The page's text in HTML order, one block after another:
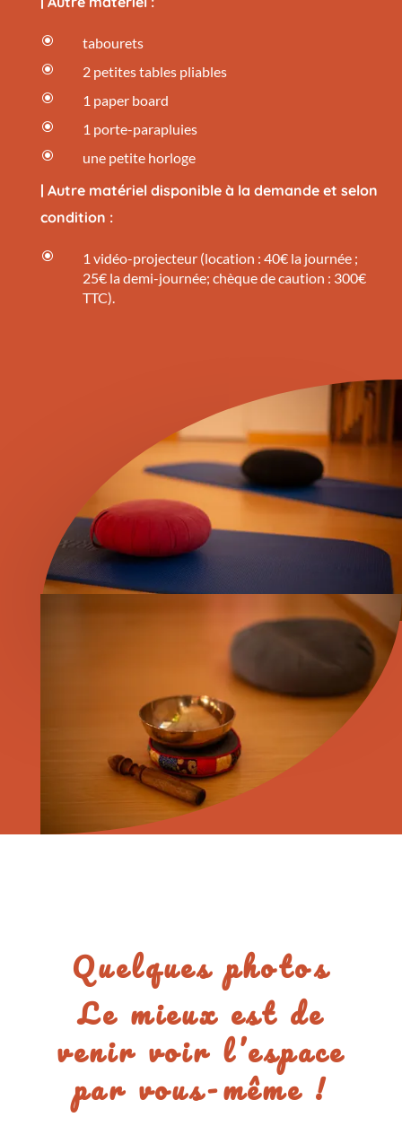
\ tabourets
\ 2 petites tables pliables
\ 1 paper board
\ 1 porte-parapluies
\ une petite horloge
| Autre matériel disponible à la demande et selon
condition :
\
1 vidéo-projecteur (location : 40€ la journée ;
25€ la demi-journée; chèque de caution : 300€
TTC).
Quelques photos
Le mieux est de
venir voir l’espace
par vous-même !